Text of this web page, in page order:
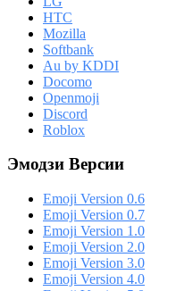
HTC
Mozilla
Softbank
Au by KDDI
Docomo
Openmoji
Discord
Roblox
Эмодзи Версии
Emoji Version 0.6
Emoji Version 0.7
Emoji Version 1.0
Emoji Version 2.0
Emoji Version 3.0
Emoji Version 4.0